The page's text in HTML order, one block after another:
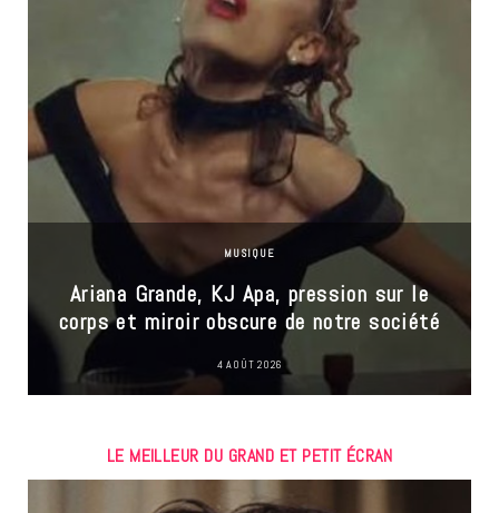
MUSIQUE
Ariana Grande, KJ Apa, pression sur le
corps et miroir obscure de notre société
4 AOÛT 2026
LE MEILLEUR DU GRAND ET PETIT ÉCRAN